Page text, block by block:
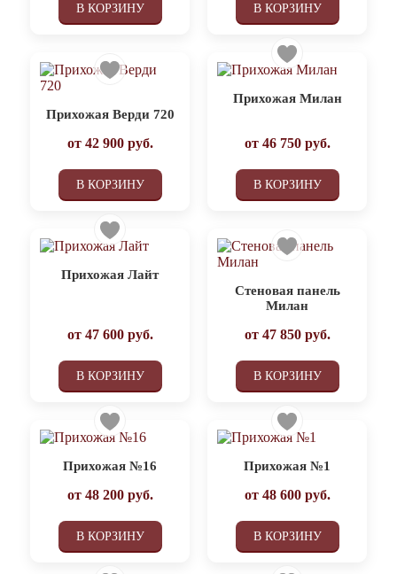
В КОРЗИНУ В КОРЗИНУ
Прихожая Верди 720
от 42 900руб.
В КОРЗИНУ
Прихожая Милан
от 46 750руб.
В КОРЗИНУ
Прихожая Лайт
от 47 600руб.
В КОРЗИНУ
Стеновая панель
Милан
от 47 850руб.
В КОРЗИНУ
Прихожая №16
от 48 200руб.
В КОРЗИНУ
Прихожая №1
от 48 600руб.
В КОРЗИНУ